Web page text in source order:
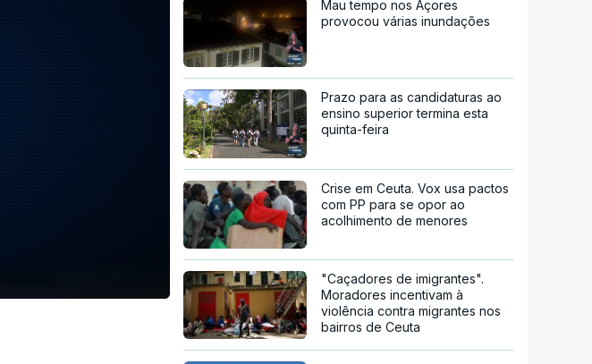
Mau tempo nos Açores
provocou várias inundações
Prazo para as candidaturas ao
ensino superior termina esta
quinta-feira
Crise em Ceuta. Vox usa pactos
com PP para se opor ao
acolhimento de menores
"Caçadores de imigrantes".
Moradores incentivam à
violência contra migrantes nos
bairros de Ceuta